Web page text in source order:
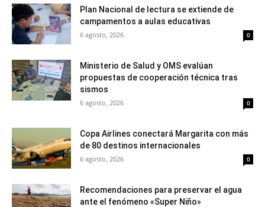
Plan Nacional de lectura se extiende de
campamentos a aulas educativas
6 agosto, 2026 0
Ministerio de Salud y OMS evalúan
propuestas de cooperación técnica tras
sismos
6 agosto, 2026 0
Copa Airlines conectará Margarita con más
de 80 destinos internacionales
6 agosto, 2026 0
Recomendaciones para preservar el agua
ante el fenómeno «Super Niño»